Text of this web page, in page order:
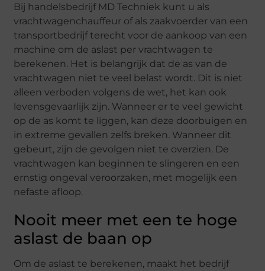
Bij handelsbedrijf MD Techniek kunt u als
vrachtwagenchauffeur of als zaakvoerder van een
transportbedrijf terecht voor de aankoop van een
machine om de aslast per vrachtwagen te
berekenen. Het is belangrijk dat de as van de
vrachtwagen niet te veel belast wordt. Dit is niet
alleen verboden volgens de wet, het kan ook
levensgevaarlijk zijn. Wanneer er te veel gewicht
op de as komt te liggen, kan deze doorbuigen en
in extreme gevallen zelfs breken. Wanneer dit
gebeurt, zijn de gevolgen niet te overzien. De
vrachtwagen kan beginnen te slingeren en een
ernstig ongeval veroorzaken, met mogelijk een
nefaste afloop.
Nooit meer met een te hoge
aslast de baan op
Om de aslast te berekenen, maakt het bedrijf